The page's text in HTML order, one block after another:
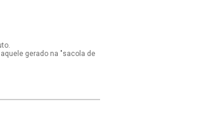
gerado na "sacola de